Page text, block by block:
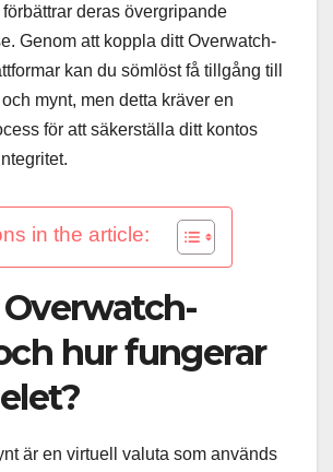
deras övergripande
Genom att koppla ditt Overwatch-
kan du sömlöst få tillgång till
mynt, men detta kräver en
för att säkerställa ditt kontos
in the article:
Overwatch-
hur fungerar
är en virtuell valuta som används